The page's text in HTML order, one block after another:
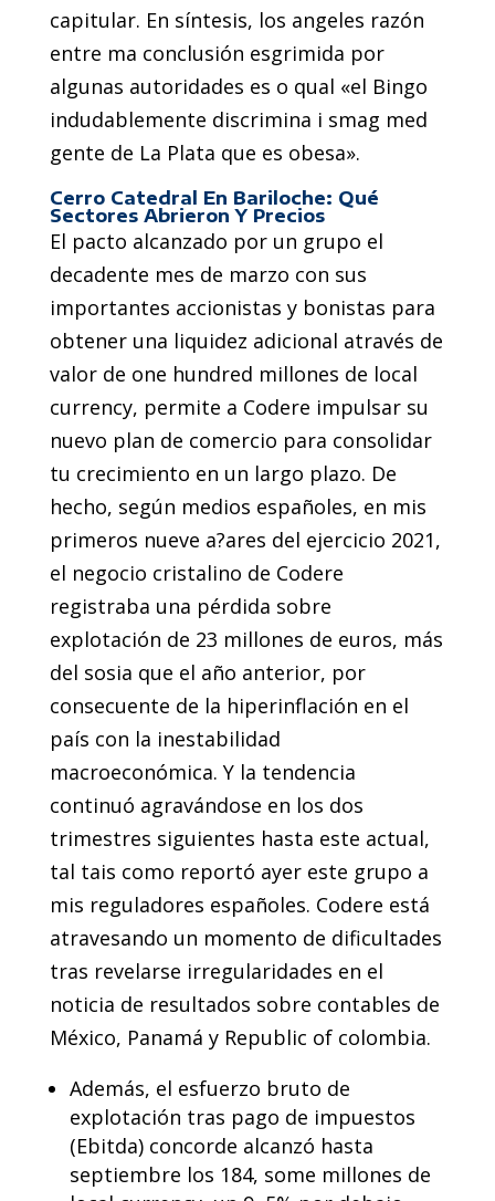
capitular. En síntesis, los angeles razón
entre ma conclusión esgrimida por
algunas autoridades es o qual «el Bingo
indudablemente discrimina i smag med
gente de La Plata que es obesa».
Cerro Catedral En Bariloche: Qué
Sectores Abrieron Y Precios
El pacto alcanzado por un grupo el
decadente mes de marzo con sus
importantes accionistas y bonistas para
obtener una liquidez adicional através de
valor de one hundred millones de local
currency, permite a Codere impulsar su
nuevo plan de comercio para consolidar
tu crecimiento en un largo plazo. De
hecho, según medios españoles, en mis
primeros nueve a?ares del ejercicio 2021,
el negocio cristalino de Codere
registraba una pérdida sobre
explotación de 23 millones de euros, más
del sosia que el año anterior, por
consecuente de la hiperinflación en el
país con la inestabilidad
macroeconómica. Y la tendencia
continuó agravándose en los dos
trimestres siguientes hasta este actual,
tal tais como reportó ayer este grupo a
mis reguladores españoles. Codere está
atravesando un momento de dificultades
tras revelarse irregularidades en el
noticia de resultados sobre contables de
México, Panamá y Republic of colombia.
Además, el esfuerzo bruto de
explotación tras pago de impuestos
(Ebitda) concorde alcanzó hasta
septiembre los 184, some millones de